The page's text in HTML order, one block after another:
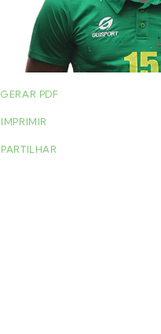
GERAR PDF
IMPRIMIR
PARTILHAR